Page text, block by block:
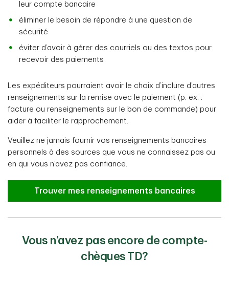
leur compte bancaire
éliminer le besoin de répondre à une question de
sécurité
éviter d’avoir à gérer des courriels ou des textos pour
recevoir des paiements
Les expéditeurs pourraient avoir le choix d’inclure d’autres
renseignements sur la remise avec le paiement (p. ex. :
facture ou renseignements sur le bon de commande) pour
aider à faciliter le rapprochement.
Veuillez ne jamais fournir vos renseignements bancaires
personnels à des sources que vous ne connaissez pas ou
en qui vous n’avez pas confiance.
Trouver mes renseignements bancaires
Vous n’avez pas encore de compte-
chèques TD?